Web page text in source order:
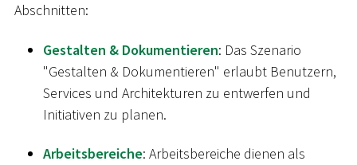
Abschnitten:
Gestalten & Dokumentieren: Das Szenario
"Gestalten & Dokumentieren" erlaubt Benutzern,
Services und Architekturen zu entwerfen und
Initiativen zu planen.
Arbeitsbereiche: Arbeitsbereiche dienen als